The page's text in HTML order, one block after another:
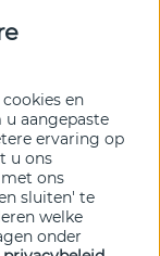
de hoogte van
aan.
en
aangepaste
ervaring op
u ons
ons
sluiten' te
welke
onder